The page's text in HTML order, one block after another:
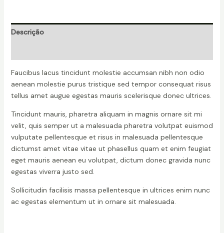
Descrição
Faucibus lacus tincidunt molestie accumsan nibh non odio
aenean molestie purus tristique sed tempor consequat risus
tellus amet augue egestas mauris scelerisque donec ultrices.
Tincidunt mauris, pharetra aliquam in magnis ornare sit mi
velit, quis semper ut a malesuada pharetra volutpat euismod
vulputate pellentesque et risus in malesuada pellentesque
dictumst amet vitae vitae ut phasellus quam et enim feugiat
eget mauris aenean eu volutpat, dictum donec gravida nunc
egestas viverra justo sed.
Sollicitudin facilisis massa pellentesque in ultrices enim nunc
ac egestas elementum ut in ornare sit malesuada.